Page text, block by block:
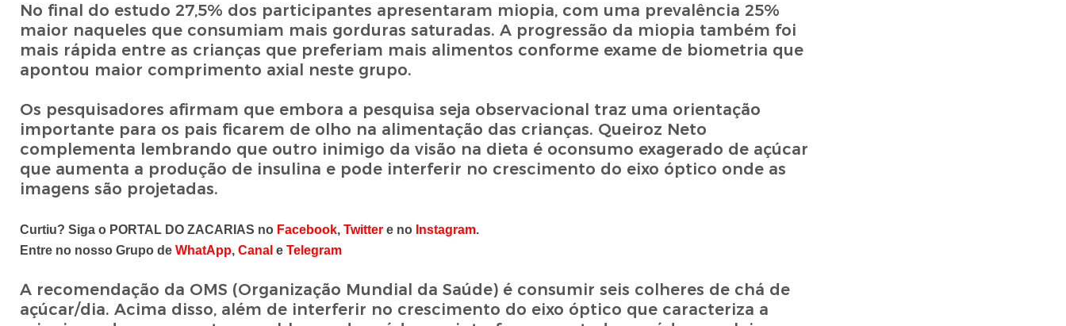
No final do estudo 27,5% dos participantes apresentaram miopia, com uma prevalência 25%
maior naqueles que consumiam mais gorduras saturadas. A progressão da miopia também foi
mais rápida entre as crianças que preferiam mais alimentos conforme exame de biometria que
apontou maior comprimento axial neste grupo.
Os pesquisadores afirmam que embora a pesquisa seja observacional traz uma orientação
importante para os pais ficarem de olho na alimentação das crianças. Queiroz Neto
complementa lembrando que outro inimigo da visão na dieta é oconsumo exagerado de açúcar
que aumenta a produção de insulina e pode interferir no crescimento do eixo óptico onde as
imagens são projetadas.
Curtiu? Siga o PORTAL DO ZACARIAS no Facebook, Twittere no Instagram.
Entre no nosso Grupo de WhatApp, Canal e Telegram
A recomendação da OMS (Organização Mundial da Saúde) é consumir seis colheres de chá de
açúcar/dia. Acima disso, além de interferir no crescimento do eixo óptico que caracteriza a